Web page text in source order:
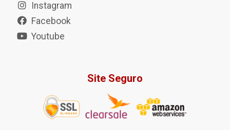
Instagram
Facebook
Youtube
Site Seguro